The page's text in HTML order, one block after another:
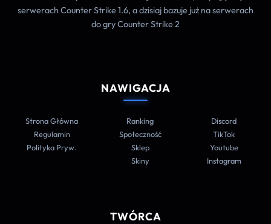
serwerach Counter Strike 1.6, a dzisiaj bazuje już na serwerach
do gry Counter Strike 2
NAWIGACJA
Strona Główna
Regulamin
Polityka Pryw.
Ranking
Społeczność
Sklep
Skiny
Discord
TikTok
Youtube
Instagram
TWÓRCA